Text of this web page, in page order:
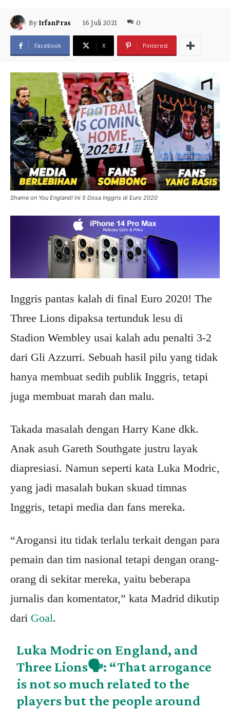
By IrfanPras 16 Juli 2021 0
Facebook X Pinterest
Shame on You England! Ini 5 Dosa Inggris di Euro 2020
Inggris pantas kalah di final Euro 2020! The
Three Lions dipaksa tertunduk lesu di
Stadion Wembley usai kalah adu penalti 3-2
dari Gli Azzurri. Sebuah hasil pilu yang tidak
hanya membuat sedih publik Inggris, tetapi
juga membuat marah dan malu.
Takada masalah dengan Harry Kane dkk.
Anak asuh Gareth Southgate justru layak
diapresiasi. Namun seperti kata Luka Modric,
yang jadi masalah bukan skuad timnas
Inggris, tetapi media dan fans mereka.
“Arogansi itu tidak terlalu terkait dengan para
pemain dan tim nasional tetapi dengan orang-
orang di sekitar mereka, yaitu beberapa
jurnalis dan komentator,” kata Madrid dikutip
dari Goal.
Luka Modric on England, and
Three Lions🗣️: “That arrogance
is not so much related to the
players but the people around